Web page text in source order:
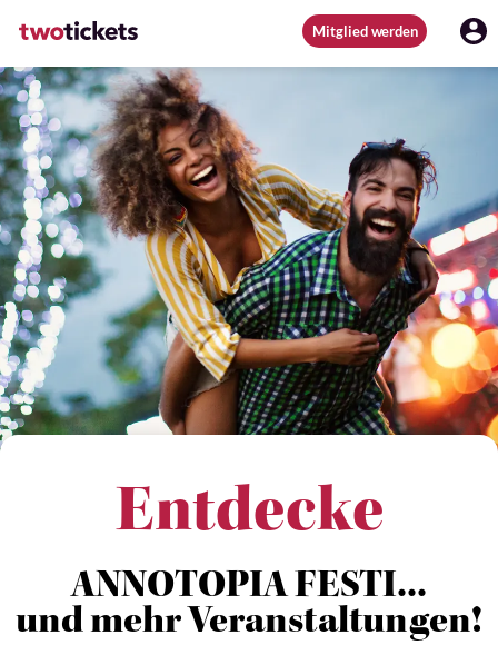
Mitglied werden
Entdecke
ANNOTOPIA FESTI...
und mehr Veranstaltungen!